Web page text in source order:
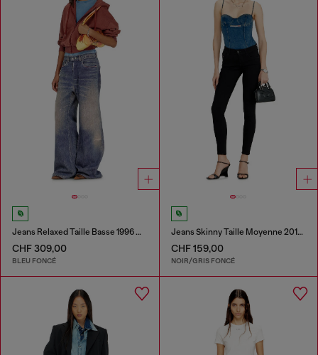
Jeans Relaxed Taille Basse 1996 D-Sire
CHF 309,00
BLEU FONCÉ
Jeans Skinny Taille Moyenne 2017 Slandy
CHF 159,00
NOIR/GRIS FONCÉ